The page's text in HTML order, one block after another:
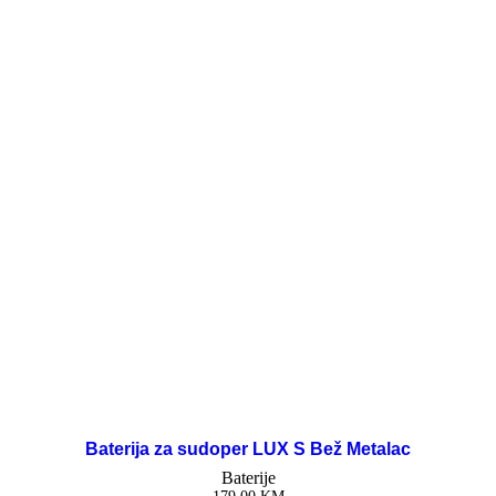
Baterija za sudoper LUX S Bež Metalac
Baterije